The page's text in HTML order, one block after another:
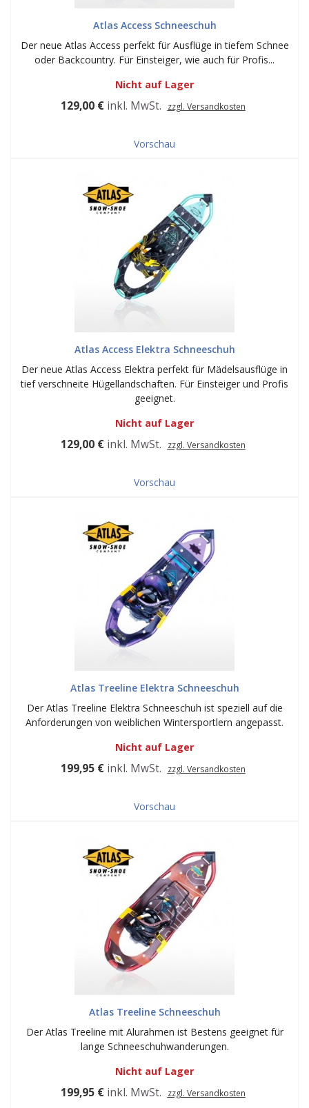
Atlas Access Schneeschuh
Der neue Atlas Access perfekt für Ausflüge in tiefem Schnee
oder Backcountry. Für Einsteiger, wie auch für Profis...
Nicht auf Lager
129,00 € inkl. MwSt. zzgl. Versandkosten
Vorschau
Atlas Access Elektra Schneeschuh
Der neue Atlas Access Elektra perfekt für Mädelsausflüge in
tief verschneite Hügellandschaften. Für Einsteiger und Profis
geeignet.
Nicht auf Lager
129,00 € inkl. MwSt. zzgl. Versandkosten
Vorschau
Atlas Treeline Elektra Schneeschuh
Der Atlas Treeline Elektra Schneeschuh ist speziell auf die
Anforderungen von weiblichen Wintersportlern angepasst.
Nicht auf Lager
199,95 € inkl. MwSt. zzgl. Versandkosten
Vorschau
Atlas Treeline Schneeschuh
Der Atlas Treeline mit Alurahmen ist Bestens geeignet für
lange Schneeschuhwanderungen.
Nicht auf Lager
199,95 € inkl. MwSt. zzgl. Versandkosten